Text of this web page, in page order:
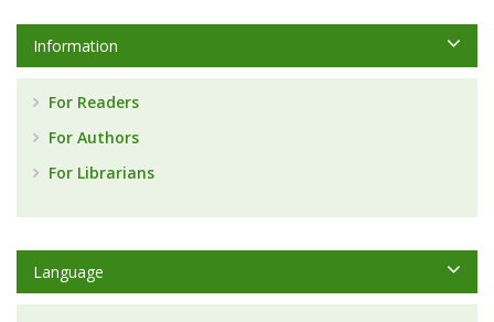
Information
For Readers
For Authors
For Librarians
Language